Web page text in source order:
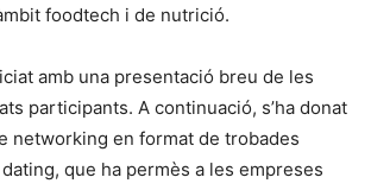
foodtech i de nutrició.
amb una presentació breu de les
participants. A continuació, s’ha donat
networking en format de trobades
que ha permès a les empreses